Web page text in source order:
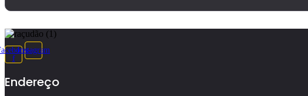
f
Instagram
Endereço